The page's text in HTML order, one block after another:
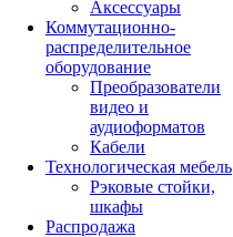
Аксессуары
Коммутационно-
распределительное
оборудование
Преобразователи
видео и
аудиоформатов
Кабели
Технологическая мебель
Рэковые стойки,
шкафы
Распродажа